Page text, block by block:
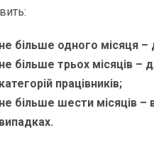
не більше одного місяця –
не більше трьох місяців –
категорій працівників;
не більше шести місяців –
випадках.